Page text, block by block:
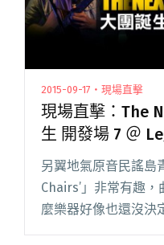
2015-09-17・現場直擊
現場直擊：The
生 開發場 7 ＠
另翼地氣原音民謠島
Chairs’」非常有趣
麼樂器好像也還沒決
樂器，代表他們所有